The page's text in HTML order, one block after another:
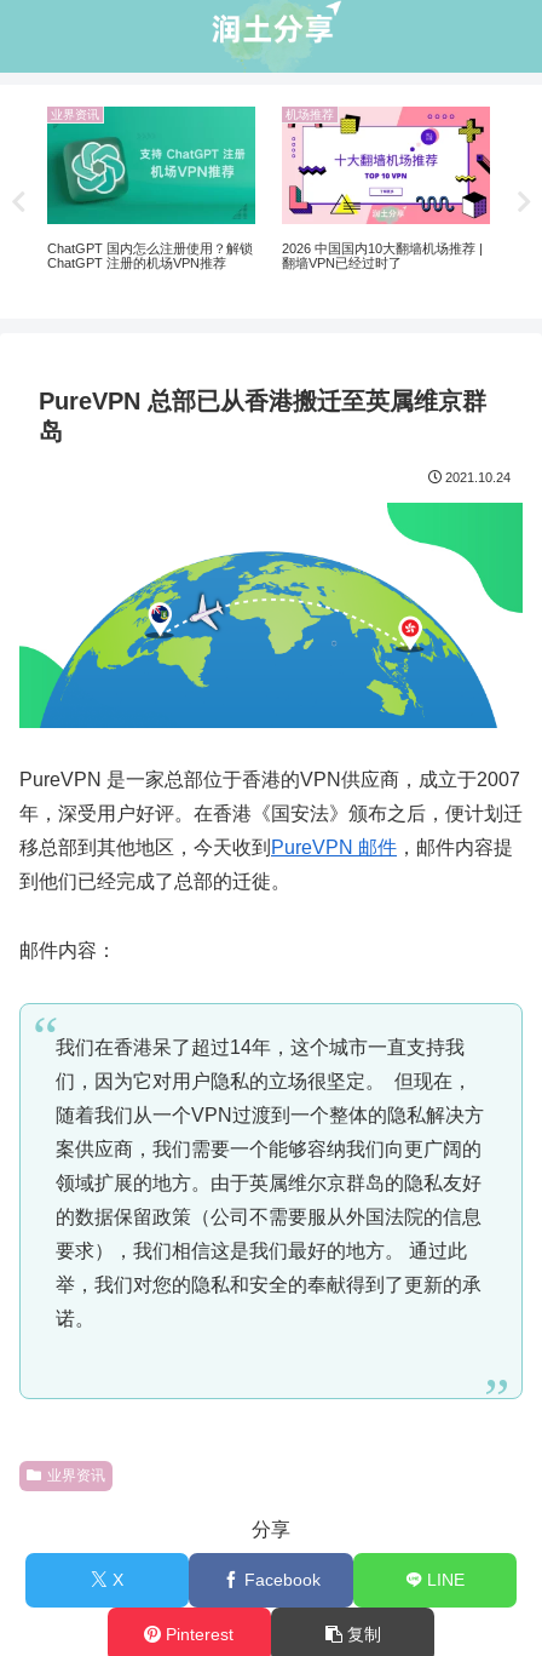
业界资讯
ChatGPT 国内怎么注册使用？解锁
ChatGPT 注册的机场VPN推荐
机场推荐
2026 中国国内10大翻墙机场推荐 |
翻墙VPN已经过时了
PureVPN 总部已从香港搬迁至英属维京群
岛
2021.10.24
PureVPN 是一家总部位于香港的VPN供应商，成立于2007
年，深受用户好评。在香港《国安法》颁布之后，便计划迁
移总部到其他地区，今天收到 PureVPN 邮件 ，邮件内容提
到他们已经完成了总部的迁徙。
邮件内容：
我们在香港呆了超过14年，这个城市一直支持我
们，因为它对用户隐私的立场很坚定。 但现在，
随着我们从一个VPN过渡到一个整体的隐私解决方
案供应商，我们需要一个能够容纳我们向更广阔的
领域扩展的地方。由于英属维尔京群岛的隐私友好
的数据保留政策（公司不需要服从外国法院的信息
要求），我们相信这是我们最好的地方。 通过此
举，我们对您的隐私和安全的奉献得到了更新的承
诺。
业界资讯
分享
X Facebook LINE
Pinterest 复制